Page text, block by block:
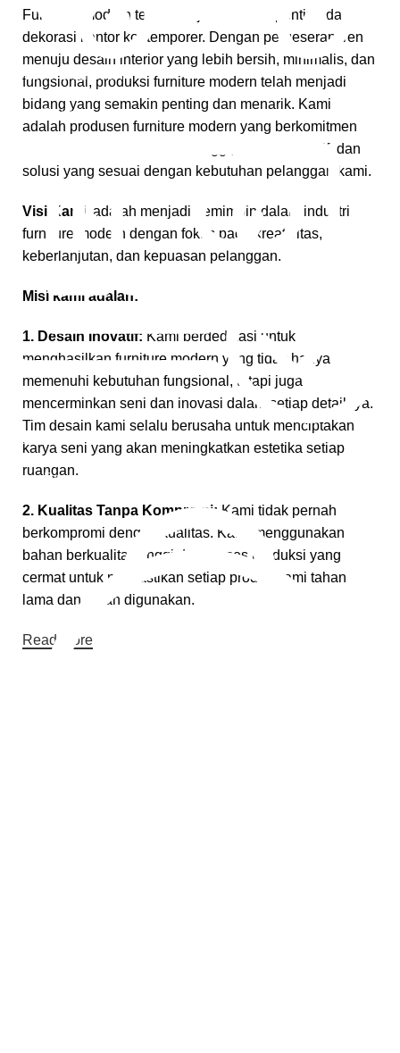
Furniture modern telah menjadi elemen penting dalam
dekorasi kantor kontemporer. Dengan pergeseran tren
menuju desain interior yang lebih bersih, minimalis, dan
fungsional, produksi furniture modern telah menjadi
bidang yang semakin penting dan menarik. Kami
adalah produsen furniture modern yang berkomitmen
untuk memberikan kualitas tinggi, desain inovatif, dan
solusi yang sesuai dengan kebutuhan pelanggan kami.
Visi Kami adalah menjadi pemimpin dalam industri
furniture modern dengan fokus pada kreativitas,
keberlanjutan, dan kepuasan pelanggan.
Misi kami adalah:
1. Desain Inovatif: Kami berdedikasi untuk
menghasilkan furniture modern yang tidak hanya
memenuhi kebutuhan fungsional, tetapi juga
mencerminkan seni dan inovasi dalam setiap detailnya.
Tim desain kami selalu berusaha untuk menciptakan
karya seni yang akan meningkatkan estetika setiap
ruangan.
2. Kualitas Tanpa Kompromi: Kami tidak pernah
berkompromi dengan kualitas. Kami menggunakan
bahan berkualitas tinggi dan proses produksi yang
cermat untuk memastikan setiap produk kami tahan
lama dan aman digunakan.
Read More
Gratis Pengiriman
*Snk Berlaku
Pembayaran Online
Cara Pembayaran